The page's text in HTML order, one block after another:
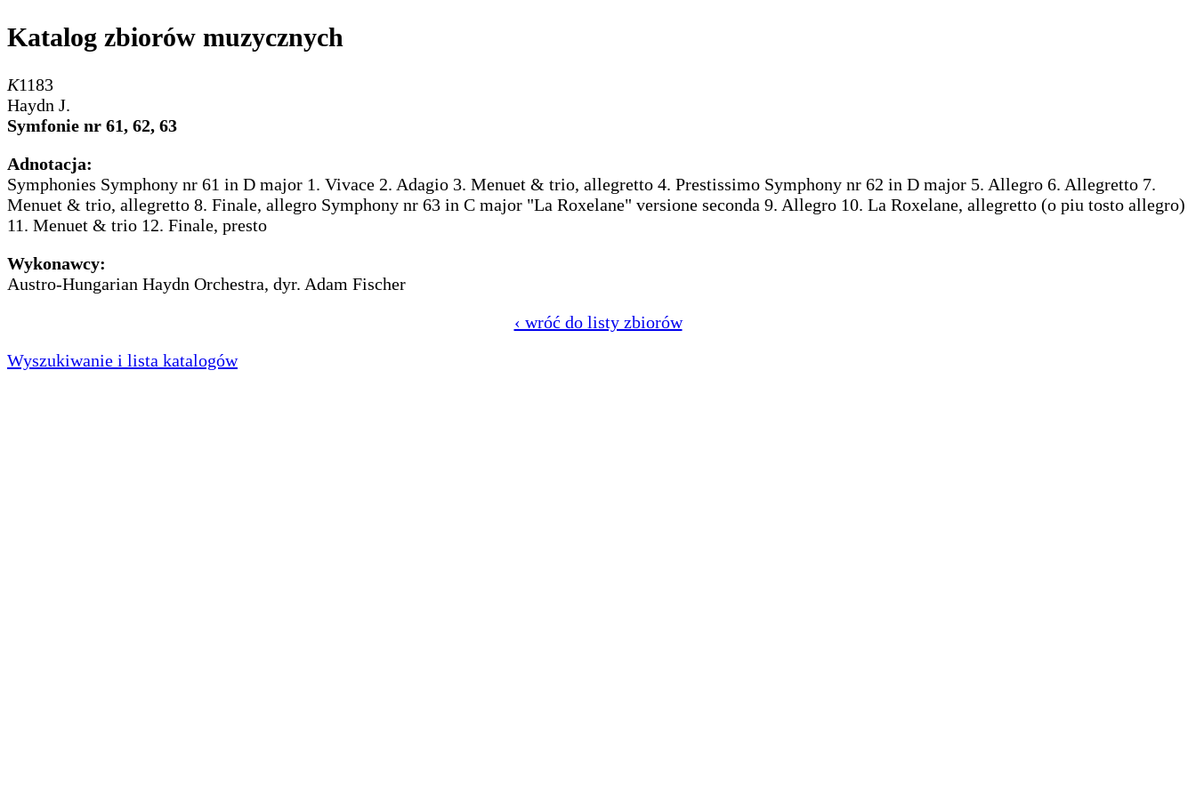
Katalog zbiorów muzycznych
K1183
Haydn J.
Symfonie nr 61, 62, 63
Adnotacja:
Symphonies Symphony nr 61 in D major 1. Vivace 2. Adagio 3. Menuet & trio, allegretto 4. Prestissimo Symphony nr 62 in D major 5. Allegro 6. Allegretto 7.
Menuet & trio, allegretto 8. Finale, allegro Symphony nr 63 in C major "La Roxelane" versione seconda 9. Allegro 10. La Roxelane, allegretto (o piu tosto allegro)
11. Menuet & trio 12. Finale, presto
Wykonawcy:
Austro-Hungarian Haydn Orchestra, dyr. Adam Fischer
‹ wróć do listy zbiorów
Wyszukiwanie i lista katalogów